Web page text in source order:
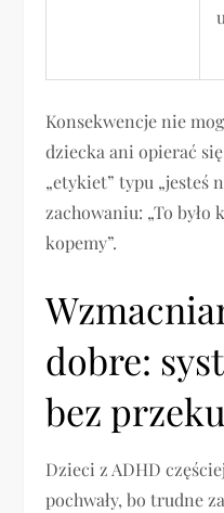
Konsekwencje nie
dziecka ani opierać
„etykiet” typu „jesteś
zachowaniu: „To było
kopemy”.
dobre:
bez
Dzieci z ADHD
pochwały, bo trudne